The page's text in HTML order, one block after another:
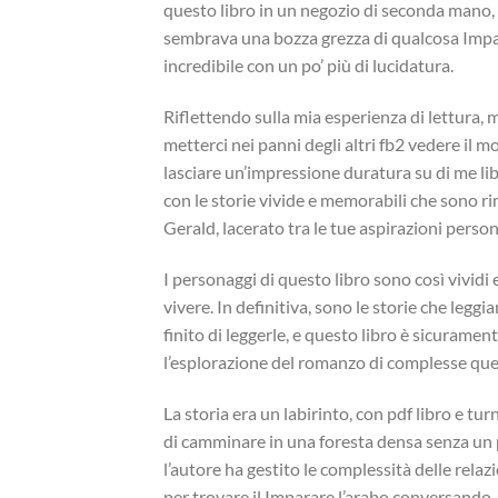
questo libro in un negozio di seconda
sembrava una bozza grezza di qualcosa
incredibile con un po’ più di lucidatura.
Riflettendo sulla mia esperienza di lettura,
metterci nei panni degli altri fb2 vedere il
lasciare un’impressione duratura su di
con le storie vivide e memorabili che sono
Gerald, lacerato tra le tue aspirazioni
I personaggi di questo libro sono così vividi
vivere. In definitiva, sono le storie che
finito di leggerle, e questo libro è
l’esplorazione del romanzo di complesse
La storia era un labirinto, con pdf libro e
di camminare in una foresta densa senza
l’autore ha gestito le complessità delle